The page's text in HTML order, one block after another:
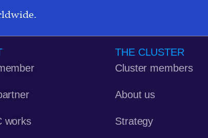
works
THE CLUSTER
Cluster members
About us
Strategy